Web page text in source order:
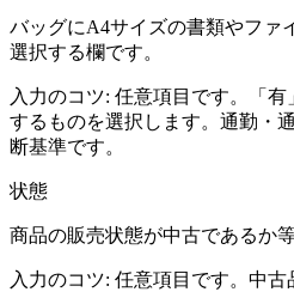
バッグにA4サイズの書類やファ
選択する欄です。
入力のコツ: 任意項目です。「有
するものを選択します。通勤・
断基準です。
状態
商品の販売状態が中古であるか
入力のコツ: 任意項目です。中古